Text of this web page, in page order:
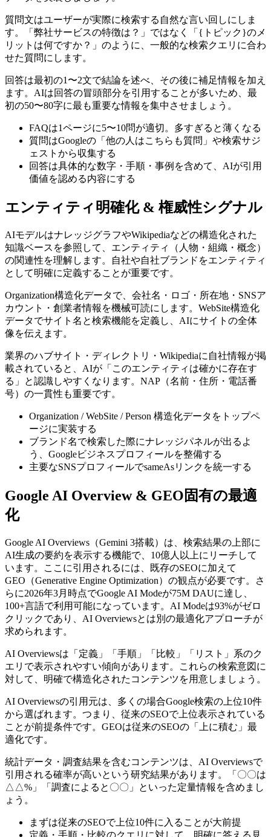
質問文はユーザーが実際に検索する自然な言い回しにしま
す。「弊社サービスの特徴は？」ではなく「{トピック}のメ
リットは何ですか？」のように、一般的な検索クエリに合わ
せた質問にします。
回答は最初の1〜2文で結論を述べ、その後に補足情報を加え
ます。AIは回答の冒頭部分を引用することが多いため、最
初の50〜80字に最も重要な情報を集中させましょう。
FAQは1ページに5〜10問が適切。多すぎると薄くなる
質問はGoogleの「他の人はこちらも質問」や検索サジ
ェストから収集する
回答は具体的な数字・手順・事例を含めて、AIが引用
価値を認める内容にする
エンティティ明確化 & 権威性シグナル
AIモデルはナレッジグラフやWikipediaなどの構造化された
知識ベースを参照して、エンティティ（人物・組織・概念）
の関連性を理解します。自社や自社ブランドをエンティティ
として明確に定義することが重要です。
Organization構造化データで、会社名・ロゴ・所在地・SNSア
カウント・創業者情報を機械可読にします。WebSite構造化
データでサイト名と検索機能を定義し、AIにサイトの全体
像を伝えます。
業界のハブサイト・ディレクトリ・Wikipediaに自社情報が掲
載されていると、AIが「このエンティティは確かに存在す
る」と認識しやすくなります。NAP（名前・住所・電話番
号）の一貫性も重要です。
Organization / WebSite / Person 構造化データをトップペ
ージに実装する
ブランド名で検索した際にナレッジパネルが出るよ
う、Googleビジネスプロフィールを整備する
主要なSNSプロフィールでsameAsリンクを統一する
Google AI Overview & GEO固有の最適
化
Google AI Overviews（Gemini 3搭載）は、検索結果の上部に
AI生成の要約を表示する機能で、10億人以上にリーチして
います。ここに引用されるには、既存のSEOに加えて
GEO（Generative Engine Optimization）の観点が必要です。さ
らに2026年3月時点でGoogle AI Modeが75M DAUに達し、
100+言語で利用可能になっています。AI Modeは93%がゼロ
クリックであり、AI Overviewsとは別の最適化アプローチが
求められます。
AI Overviewsは「定義」「手順」「比較」「リスト」系のク
エリで表示されやすい傾向があります。これらの検索意図に
対して、明確で構造化されたコンテンツを用意しましょう。
AI Overviewsの引用元は、多くの場合Google検索の上位10件
から選ばれます。つまり、従来のSEOで上位表示されている
ことが前提条件です。GEOは従来のSEOの「上に積む」最
適化です。
統計データ・調査結果を含むコンテンツは、AI Overviewsで
引用される確率が高いという研究結果があります。「〇〇は
△△%」「調査によると〇〇」といった定量情報を含めまし
ょう。
まずは従来のSEOで上位10件に入ることが大前提
定義・手順・比較のクエリに対して、明確に答える見